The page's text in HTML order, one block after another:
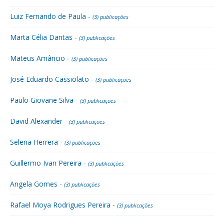
Luiz Fernando de Paula - (3) publicações
Marta Célia Dantas - (3) publicações
Mateus Amâncio - (3) publicações
José Eduardo Cassiolato - (3) publicações
Paulo Giovane Silva - (3) publicações
David Alexander - (3) publicações
Selena Herrera - (3) publicações
Guillermo Ivan Pereira - (3) publicações
Angela Gomes - (3) publicações
Rafael Moya Rodrigues Pereira - (3) publicações